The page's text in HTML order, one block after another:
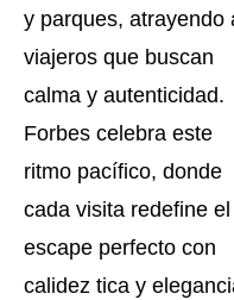
y parques, atrayendo
viajeros que buscan
calma y autenticidad.
Forbes celebra este
ritmo pacífico, donde
cada visita redefine el
escape perfecto con
calidez tica y